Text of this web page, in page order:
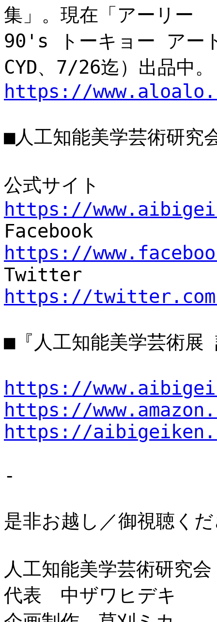
集」。現在「アーリー
90's トーキョー アー
CYD、7/26迄）出品中。
https://
■人工知能美学芸術研究
公式サイト
https://
Facebook
https://
Twitter
https://
■『人工知能美学芸術展
https://
https://
https://
-
是非お越し／御視聴く
人工知能美学芸術研究
代表 中ザワヒデキ